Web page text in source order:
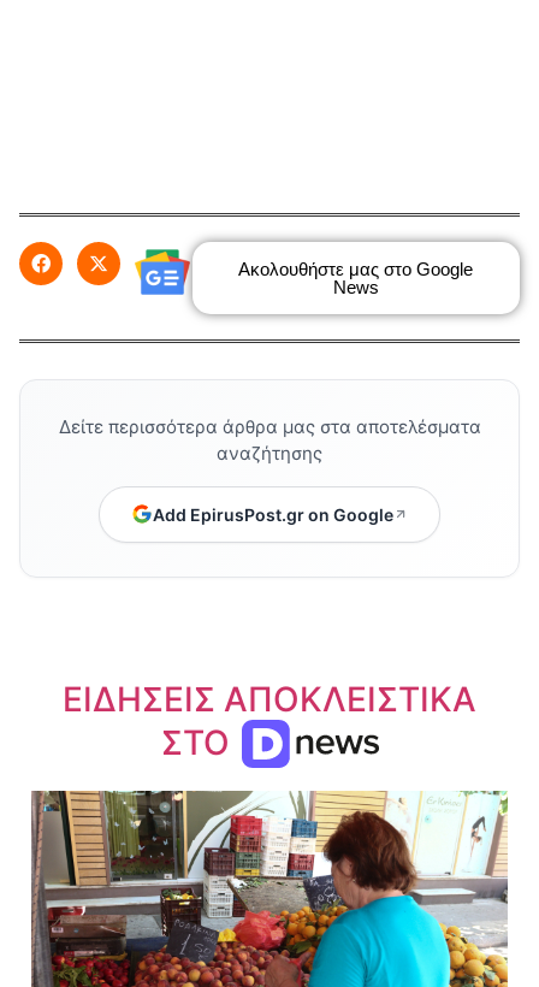
Ακολουθήστε μας στο Google
News
Δείτε περισσότερα άρθρα μας στα αποτελέσματα
αναζήτησης
Add EpirusPost.gr on Google
ΕΙΔΗΣΕΙΣ ΑΠΟΚΛΕΙΣΤΙΚΑ
ΣΤΟ